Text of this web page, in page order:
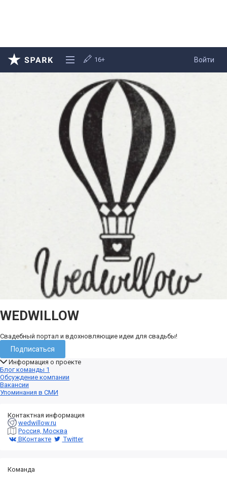
Войти
16+
WEDWILLOW
Свадебный портал и вдохновляющие идеи для свадьбы!
Подписаться
Информация о проекте
Блог команды 1
Обсуждение компании
Вакансии
Упоминания в СМИ
Контактная информация
wedwillow.ru
Россия, Москва
ВКонтакте
Twitter
Команда